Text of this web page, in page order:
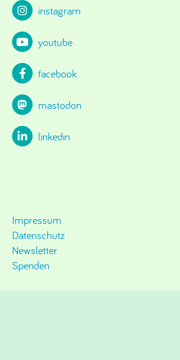
instagram
youtube
facebook
mastodon
linkedin
Impressum
Datenschutz
Newsletter
Spenden